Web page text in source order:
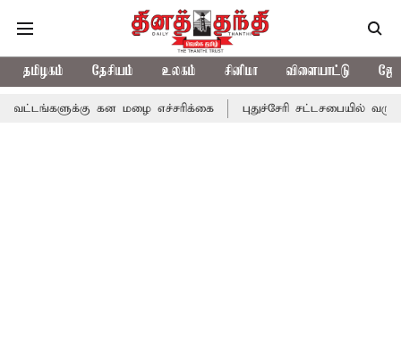
தமிழகம் தேசியம் உலகம் சினிமா விளையாட்டு
கன மழை எச்சரிக்கை புதுச்சேரி சட்டசபையில் வரும் 24ம்